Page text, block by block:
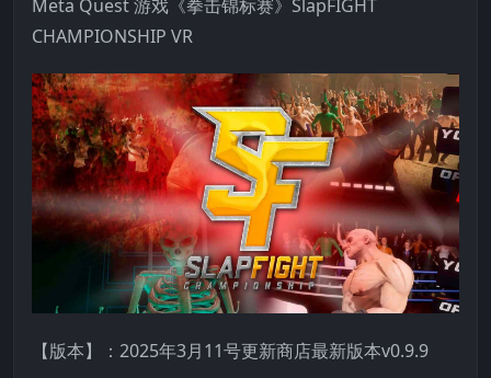
Meta Quest 游戏《拳击锦标赛》SlapFIGHT
CHAMPIONSHIP VR
【版本】：2025年3月11号更新商店最新版本v0.9.9